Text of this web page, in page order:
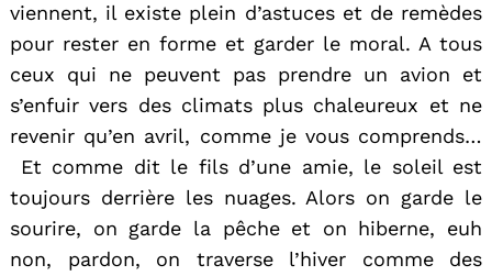
viennent, il existe plein d’astuces et de remèdes
pour rester en forme et garder le moral. A tous
ceux qui ne peuvent pas prendre un avion et
s’enfuir vers des climats plus chaleureux et ne
revenir qu’en avril, comme je vous comprends…
Et comme dit le fils d’une amie, le soleil est
toujours derrière les nuages. Alors on garde le
sourire, on garde la pêche et on hiberne, euh
non, pardon, on traverse l’hiver comme des